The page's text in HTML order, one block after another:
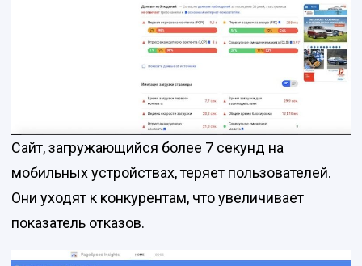
Сайт, загружающийся более 7 секунд на
мобильных устройствах, теряет пользователей.
Они уходят к конкурентам, что увеличивает
показатель отказов.